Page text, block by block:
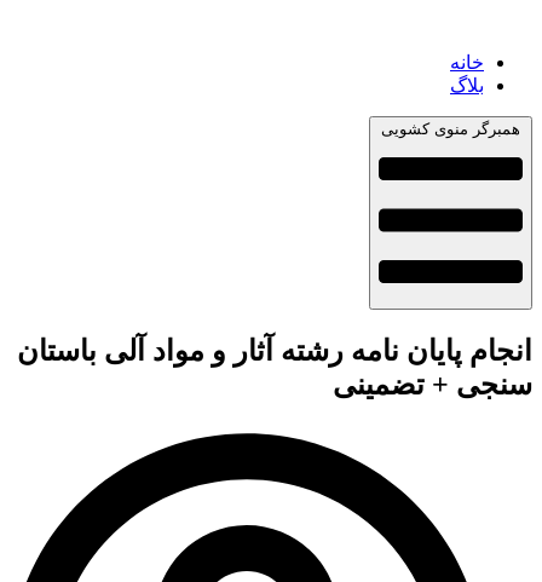
خانه
بلاگ
همبرگر منوی کشویی
انجام پایان نامه رشته آثار و مواد آلی باستان
سنجی + تضمینی